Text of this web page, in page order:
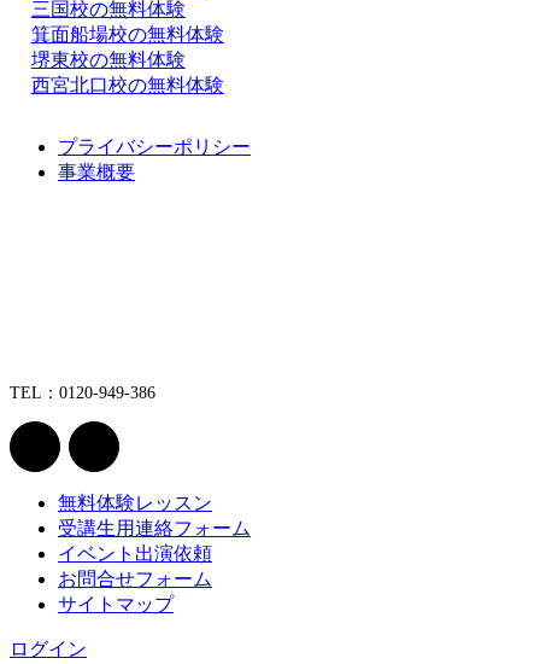
三国校の無料体験
箕面船場校の無料体験
堺東校の無料体験
西宮北口校の無料体験
プライバシーポリシー
事業概要
TEL：0120-949-386
無料体験レッスン
受講生用連絡フォーム
イベント出演依頼
お問合せフォーム
サイトマップ
ログイン